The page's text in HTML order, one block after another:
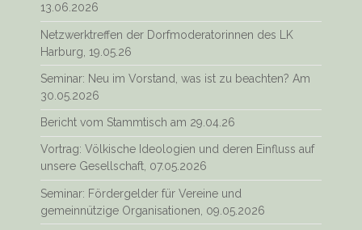
13.06.2026
Netzwerktreffen der Dorfmoderatorinnen des LK
Harburg, 19.05.26
Seminar: Neu im Vorstand, was ist zu beachten? Am
30.05.2026
Bericht vom Stammtisch am 29.04.26
Vortrag: Völkische Ideologien und deren Einfluss auf
unsere Gesellschaft, 07.05.2026
Seminar: Fördergelder für Vereine und
gemeinnützige Organisationen, 09.05.2026